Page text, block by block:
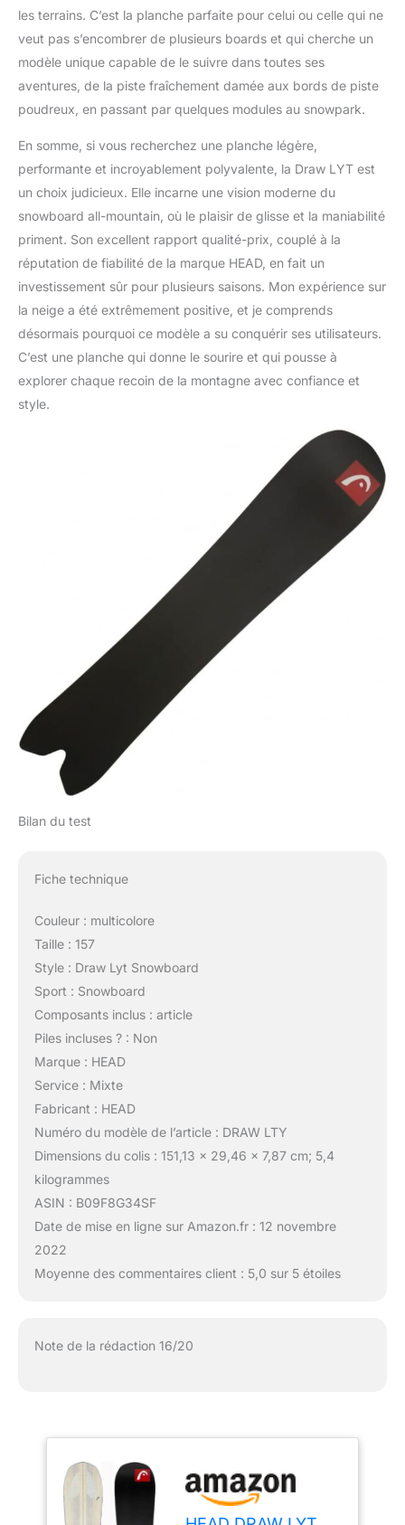
les terrains. C’est la planche parfaite pour celui ou celle qui ne
veut pas s’encombrer de plusieurs boards et qui cherche un
modèle unique capable de le suivre dans toutes ses
aventures, de la piste fraîchement damée aux bords de piste
poudreux, en passant par quelques modules au snowpark.
En somme, si vous recherchez une planche légère,
performante et incroyablement polyvalente, la Draw LYT est
un choix judicieux. Elle incarne une vision moderne du
snowboard all-mountain, où le plaisir de glisse et la maniabilité
priment. Son excellent rapport qualité-prix, couplé à la
réputation de fiabilité de la marque HEAD, en fait un
investissement sûr pour plusieurs saisons. Mon expérience sur
la neige a été extrêmement positive, et je comprends
désormais pourquoi ce modèle a su conquérir ses utilisateurs.
C’est une planche qui donne le sourire et qui pousse à
explorer chaque recoin de la montagne avec confiance et
style.
Bilan du test
Fiche technique
Couleur : multicolore
Taille : 157
Style : Draw Lyt Snowboard
Sport : Snowboard
Composants inclus : article
Piles incluses ? : Non
Marque : HEAD
Service : Mixte
Fabricant : HEAD
Numéro du modèle de l’article : DRAW LTY
Dimensions du colis : 151,13 x 29,46 x 7,87 cm; 5,4
kilogrammes
ASIN : B09F8G34SF
Date de mise en ligne sur Amazon.fr : 12 novembre
2022
Moyenne des commentaires client : 5,0 sur 5 étoiles
Note de la rédaction 16/20